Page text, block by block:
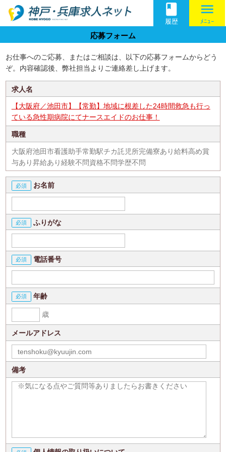
book
履歴
menu
ﾒﾆｭｰ
応募フォーム
お仕事へのご応募、またはご相談は、以下の応募フォームからどう
ぞ。内容確認後、弊社担当よりご連絡差し上げます。
求人名
【大阪府／池田市】【常勤】地域に根差した24時間救急も行っ
ている急性期病院にてナースエイドのお仕事！
職種
大阪府池田市看護助手常勤駅チカ託児所完備寮あり給料高め賞
与あり昇給あり経験不問資格不問学歴不問
お名前
ふりがな
電話番号
年齢
歳
メールアドレス
備考